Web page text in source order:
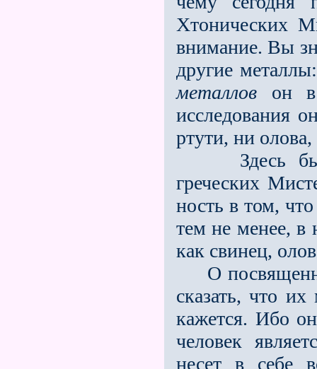
Хтонических
внимание. Вы
другие
металлов он в
исследования
ртути, ни
Здесь была
греческих
ность в том,
тем не менее, в
как свинец,
О
сказать, что
кажется. Ибо
человек
несет в себе